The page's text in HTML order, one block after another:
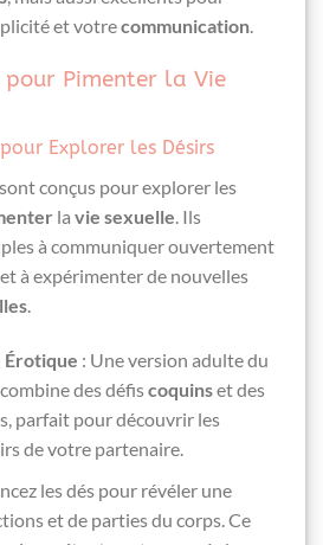
et votrecommunication
pour Pimenter la Vie
Explorer les Désirs
sont conçus pour explorer les
la vie sexuelle. Ils
à communiquer ouvertement
à expérimenter de nouvelles
.
Érotique : Une version adulte du
des défiscoquinset des
parfait pour découvrir les
de votre partenaire.
les dés pour révéler une
et de parties du corps. Ce